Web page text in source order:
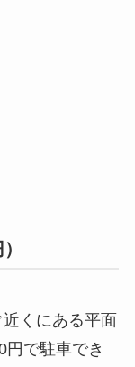
くにある平面
で駐車でき